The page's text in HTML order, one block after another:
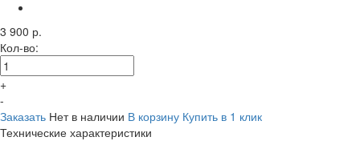
3 900 р.
Кол-во:
+
-
Заказать Нет в наличии В корзину Купить в 1 клик
Технические характеристики